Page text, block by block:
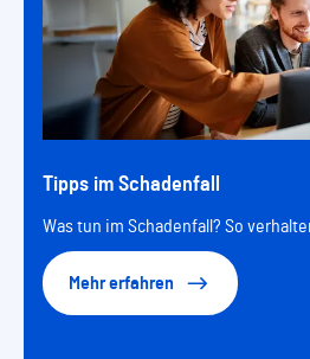
Tipps im Schadenfall
Was tun im Schadenfall? So
Mehr erfahren